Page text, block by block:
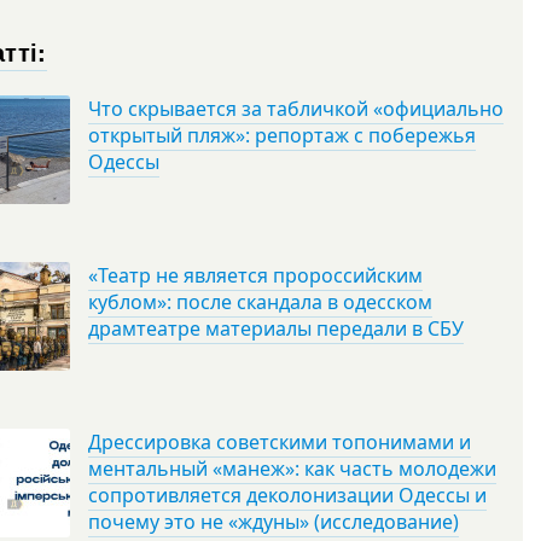
Что скрывается за табличкой «официально
открытый пляж»: репортаж с побережья
Одессы
«Театр не является пророссийским
кублом»: после скандала в одесском
драмтеатре материалы передали в СБУ
Дрессировка советскими топонимами и
ментальный «манеж»: как часть молодежи
сопротивляется деколонизации Одессы и
почему это не «ждуны» (исследование)